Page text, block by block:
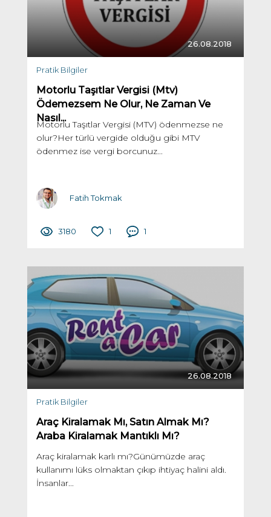
26.08.2018
Pratik Bilgiler
Motorlu Taşıtlar Vergisi (Mtv)
Ödemezsem Ne Olur, Ne Zaman Ve
Nasıl...
Motorlu Taşıtlar Vergisi (MTV) ödenmezse ne
olur?Her türlü vergide olduğu gibi MTV
ödenmez ise vergi borcunuz...
Fatih Tokmak
3180 1 1
26.08.2018
Pratik Bilgiler
Araç Kiralamak Mı, Satın Almak Mı?
Araba Kiralamak Mantıklı Mı?
Araç kiralamak karlı mı?Günümüzde araç
kullanımı lüks olmaktan çıkıp ihtiyaç halini aldı.
İnsanlar...